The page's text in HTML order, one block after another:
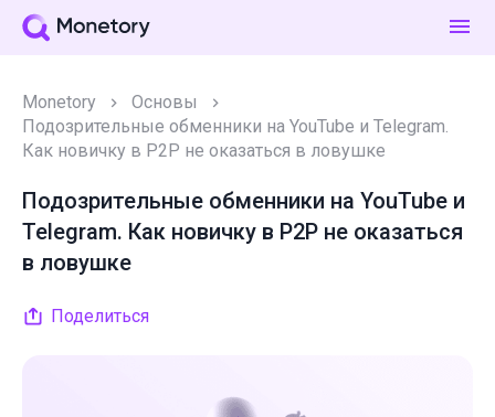
Monetory
Основы
Подозрительные обменники на YouTube и Telegram.
Как новичку в P2P не оказаться в ловушке
Подозрительные обменники на YouTube и
Telegram. Как новичку в P2P не оказаться
в ловушке
Поделиться